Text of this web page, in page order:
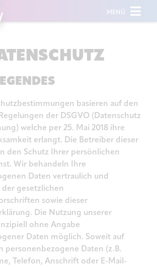
MENÜ
basieren auf den
der DSGVO (Datenschutz
welche per 25. Mai 2018 ihre
erlangt. Die Betreiber dieser
den Schutz Ihrer persönlichen
Wir behandeln Ihre
Daten vertraulich und
gesetzlichen
sowie dieser
Die Nutzung unserer
ohne Angabe
Daten möglich. Soweit auf
personenbezogene Daten (z.B.
Telefon, Anschrift oder E-Mail-